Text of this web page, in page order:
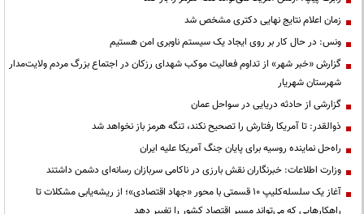
زمان اعلام نتایج نهایی دکتری مشخص شد
ونس: در حال کار بر روی ایجاد یک سیستم ناوبری امن هستیم
گزارش «خبر شهر» از تداوم فعالیت موکب شهدای رزکان در اجتماع بزرگ مردم ولایت‌مدار
شهرستان شهریار
گزارشی از حادثه دریایی در سواحل عمان
ذوالقدر: تا آمریکا رفتارش را تصحیح نکند، تنگه هرمز باز نخواهد شد
راه‌حل نماینده روسیه برای پایان جنگ آمریکا علیه ایران
وزارت اطلاعات: خبرنگاران نقش بارزی در ناکامی سربازان رسانه‌ای دشمن داشتند
آغاز یک سلسله‌کلیپ ۱۰ قسمتی با محور «جهاد اقتصادی»؛ از ریشه‌یابی مشکلات تا
راهکارهایی که می‌تواند مسیر اقتصاد کشور را تغییر دهد